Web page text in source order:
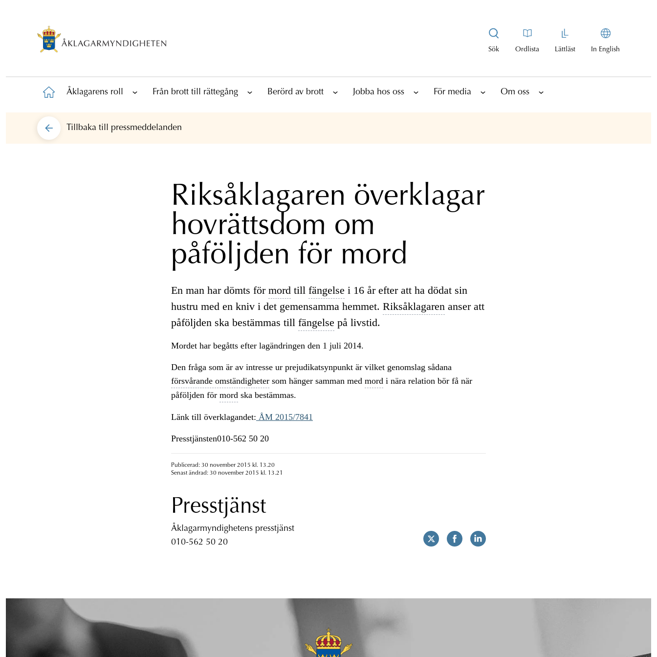
Sök Ordlista Lättläst In English
Åklagarens roll Från brott till rättegång Berörd av brott Jobba hos oss För media Om oss
Tillbaka till pressmeddelanden
Riksåklagaren överklagar
hovrättsdom om
påföljden för mord
En man har dömts för mord till fängelse i 16 år efter att ha dödat sin
hustru med en kniv i det gemensamma hemmet. Riksåklagaren anser att
påföljden ska bestämmas till fängelse på livstid.
Mordet har begåtts efter lagändringen den 1 juli 2014.
Den fråga som är av intresse ur prejudikatsynpunkt är vilket genomslag sådana
försvårande omständighetersom hänger samman med mord i nära relation bör få när
påföljden för mord ska bestämmas.
Länk till överklagandet: ÅM 2015/7841
Presstjänsten010-562 50 20
Publicerad: 30 november 2015 kl. 13.20
Senast ändrad: 30 november 2015 kl. 13.21
Presstjänst
Åklagarmyndighetens presstjänst
010-562 50 20